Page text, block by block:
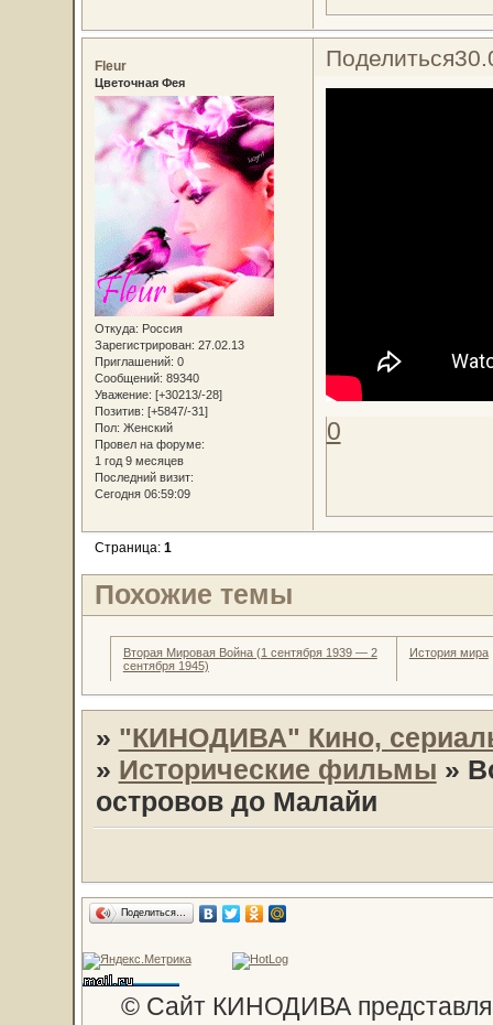
Поделиться
Fleur
Цветочная Фея
Откуда: Россия
Зарегистрирован: 27.02.13
Приглашений: 0
Сообщений: 89340
Уважение: [+30213/-28]
Позитив: [+5847/-31]
Пол: Женский
Провел на форуме:
1 год 9 месяцев
Последний визит:
Сегодня 06:59:09
0
Страница: 1
Похожие темы
Вторая Мировая Война (1 сентября 1939 — 2
сентября 1945)
История мира
» "КИНОДИВА" Кино,
» Исторические фильмы »
островов до Малайи
Поделиться…
© Сайт КИНОДИВА